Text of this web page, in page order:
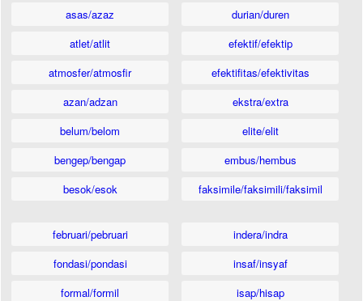
asas/azaz
atlet/atlit
atmosfer/atmosfir
azan/adzan
belum/belom
bengep/bengap
besok/esok
durian/duren
efektif/efektip
efektifitas/efektivitas
ekstra/extra
elite/elit
embus/hembus
faksimile/faksimili/faksimil
februari/pebruari
fondasi/pondasi
formal/formil
indera/indra
insaf/insyaf
isap/hisap